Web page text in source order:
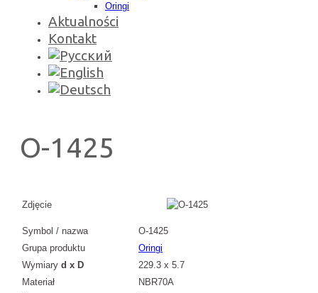
Oringi
Aktualności
Kontakt
O-1425
Zdjęcie
Symbol / nazwa
O-1425
Grupa produktu
Oringi
Wymiary d x D
229.3 x 5.7
Materiał
NBR70A